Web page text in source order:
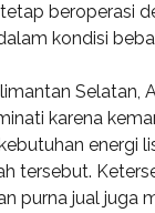
beroperasi
kondisi
Selatan,
karena
energi
tersebut.
purna jual juga